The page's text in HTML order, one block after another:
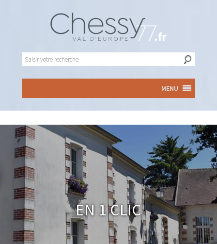
MENU
En 1 clic